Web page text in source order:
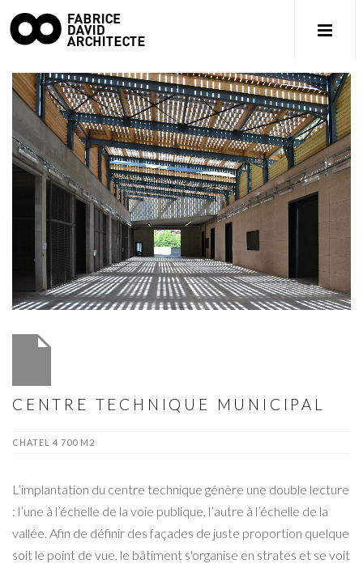
CENTRE TECHNIQUE MUNICIPAL
CHATEL 4 700 M2
L’implantation du centre technique génère une double lecture
: l’une à l’échelle de la voie publique, l’autre à l’échelle de la
vallée. Afin de définir des façades de juste proportion quelque
soit le point de vue, le bâtiment s'organise en strates et se voit